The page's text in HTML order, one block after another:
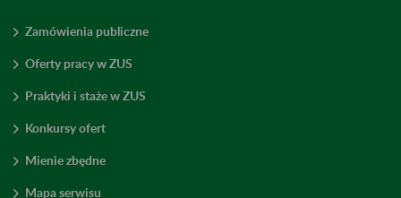
Zamówienia publiczne
Oferty pracy w ZUS
Praktyki i staże w ZUS
Konkursy ofert
Mienie zbędne
Mapa serwisu